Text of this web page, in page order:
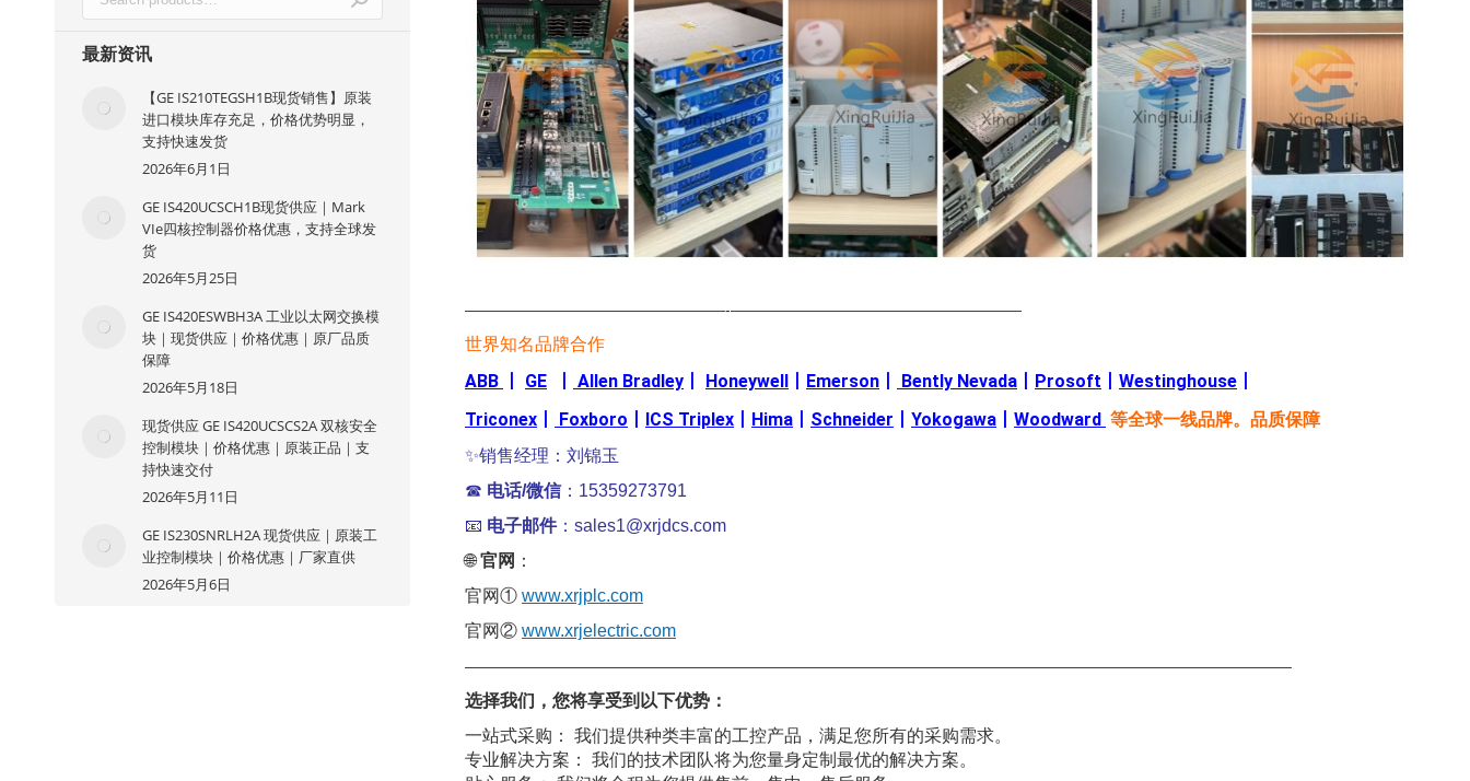
—————————————————-———————————————————
世界知名品牌合作
ABB GE Allen Bradley Honeywell Emerson Bently Nevada Prosoft Westinghouse
Triconex
Foxboro ICS Triplex Hima Schneider Yokogawa Woodward 等全球一线品牌。品质保障
✨销售经理：刘锦玉
☎ 电话/微信：15359273791
📧 电子邮件：sales1@xrjdcs.com
🌐官网 ：
官网① www.xrjplc.com
官网② www.xrjelectric.com
——————————————————————————————————————————————————————
选择我们，您将享受到以下优势：
一站式采购： 我们提供种类丰富的工控产品，满足您所有的采购需求。
专业解决方案： 我们的技术团队将为您量身定制最优的解决方案。
最新资讯
【GE IS210TEGSH1B现货销售】原装
进口模块库存充足，价格优势明显，
支持快速发货
2026年6月1日
GE IS420UCSCH1B现货供应｜Mark
VIe四核控制器价格优惠，支持全球发
货
2026年5月25日
GE IS420ESWBH3A 工业以太网交换模
块｜现货供应｜价格优惠｜原厂品质
保障
2026年5月18日
现货供应 GE IS420UCSCS2A 双核安全
控制模块｜价格优惠｜原装正品｜支
持快速交付
2026年5月11日
GE IS230SNRLH2A 现货供应｜原装工
业控制模块｜价格优惠｜厂家直供
2026年5月6日